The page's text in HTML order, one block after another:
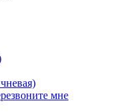
мне